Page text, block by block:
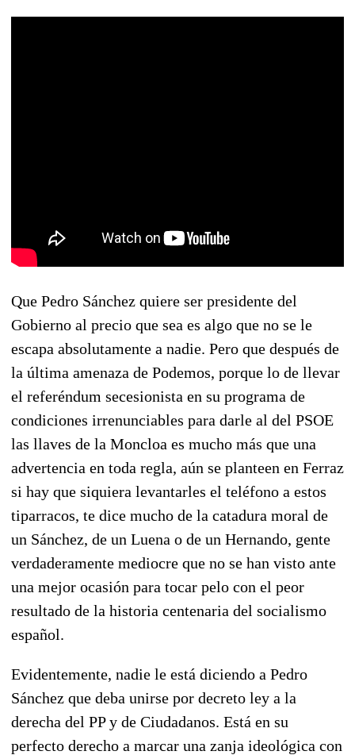
Que Pedro Sánchez quiere ser presidente del
Gobierno al precio que sea es algo que no se le
escapa absolutamente a nadie. Pero que después de
la última amenaza de Podemos, porque lo de llevar
el referéndum secesionista en su programa de
condiciones irrenunciables para darle al del PSOE
las llaves de la Moncloa es mucho más que una
advertencia en toda regla, aún se planteen en Ferraz
si hay que siquiera levantarles el teléfono a estos
tiparracos, te dice mucho de la catadura moral de
un Sánchez, de un Luena o de un Hernando, gente
verdaderamente mediocre que no se han visto ante
una mejor ocasión para tocar pelo con el peor
resultado de la historia centenaria del socialismo
español.
Evidentemente, nadie le está diciendo a Pedro
Sánchez que deba unirse por decreto ley a la
derecha del PP y de Ciudadanos. Está en su
perfecto derecho a marcar una zanja ideológica con